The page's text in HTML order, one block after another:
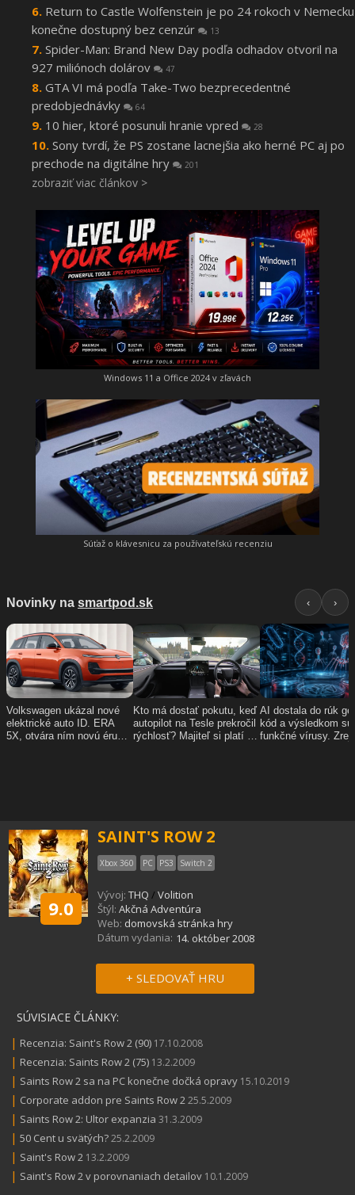
Return to Castle Wolfenstein je po 24 rokoch v Nemecku
konečne dostupný bez cenzúr
13
Spider-Man: Brand New Day podľa odhadov otvoril na
927 miliónoch dolárov
47
GTA VI má podľa Take-Two bezprecedentné
predobjednávky
64
10 hier, ktoré posunuli hranie vpred 28
Sony tvrdí, že PS zostane lacnejšia ako herné PC aj po
prechode na digitálne hry
201
zobraziť viac článkov >
Windows 11 a Office 2024 v zľavách
Súťaž o klávesnicu za používateľskú recenziu
9.0
SAINT'S ROW 2
Xbox 360 PC PS3 Switch 2
Vývoj: THQ / Volition
Štýl: Akčná Adventúra
Web: domovská stránka hry
Dátum vydania: 14. október 2008
+ SLEDOVAŤ HRU
SÚVISIACE ČLÁNKY:
| Recenzia: Saint's Row 2 (90) 17.10.2008
| Recenzia: Saints Row 2 (75) 13.2.2009
| Saints Row 2 sa na PC konečne dočká opravy 15.10.2019
| Corporate addon pre Saints Row 225.5.2009
| Saints Row 2: Ultor expanzia 31.3.2009
| 50 Cent u svätých?25.2.2009
| Saint's Row 2 13.2.2009
| Saint's Row 2 v porovnaniach detailov 10.1.2009